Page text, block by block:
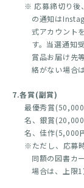
※ 応募締切り後
の通知は
式アカウント
す。当選通知
賞品お届け先
絡がない場合
7.各賞(副賞)
最優秀賞
名、銀賞
名、佳作
※ただし、応募
同額の図書カ
場合は、上限1